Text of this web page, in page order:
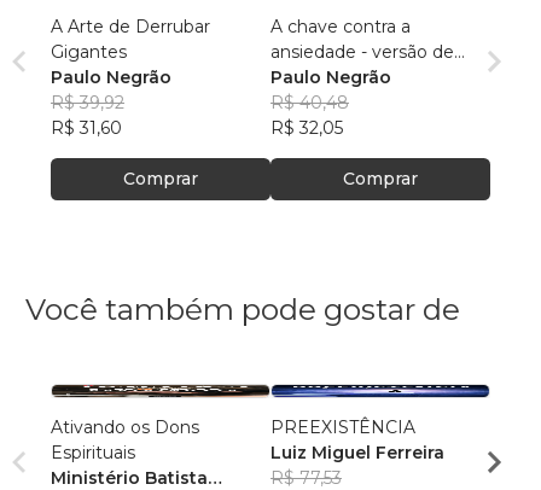
A Arte de Derrubar
Gigantes
Paulo Negrão
R$ 39,92
R$ 31,60
Comprar
A chave contra a
ansiedade - versão de
bolso
Paulo Negrão
R$ 40,48
R$ 32,05
Comprar
Você também pode gostar de
Ativando os Dons
Espirituais
Ministério Batista
PREEXISTÊNCIA
Luiz Miguel Ferreira
R$ 77,53